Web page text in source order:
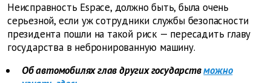
Неисправность Espace, должно быть, была очень
серьезной, если уж сотрудники службы безопасности
президента пошли на такой риск — пересадить главу
государства в небронированную машину.
Об автомобилях глав других государствможно